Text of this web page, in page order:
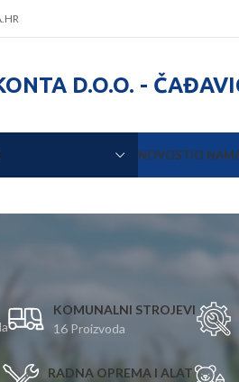
D.O.O. -
NOVOSTIO
KOMUNALNI STROJEVI
16 Proizvoda
RADNA OPREMA I ALAT